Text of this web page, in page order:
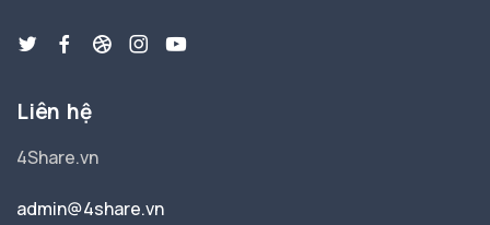
Liên hệ
4Share.vn
admin@4share.vn